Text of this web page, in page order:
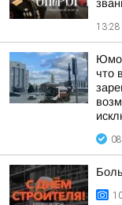
13:28
что